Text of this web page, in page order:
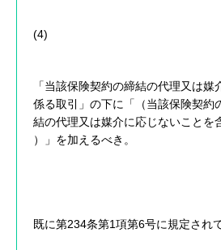
(4)
「当該保険契約の締結の代理又は媒
係る取引」の下に「（当該保険契約
結の代理又は媒介に応じないことを
）」を加えるべき。
既に第234条第1項第6号に規定され